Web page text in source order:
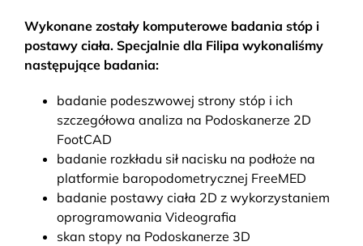
Wykonane zostały komputerowe badania stóp i
postawy ciała. Specjalnie dla Filipa wykonaliśmy
następujące badania:
badanie podeszwowej strony stóp i ich
szczegółowa analiza na Podoskanerze 2D
FootCAD
badanie rozkładu sił nacisku na podłoże na
platformie baropodometrycznej FreeMED
badanie postawy ciała 2D z wykorzystaniem
oprogramowania Videografia
skan stopy na Podoskanerze 3D